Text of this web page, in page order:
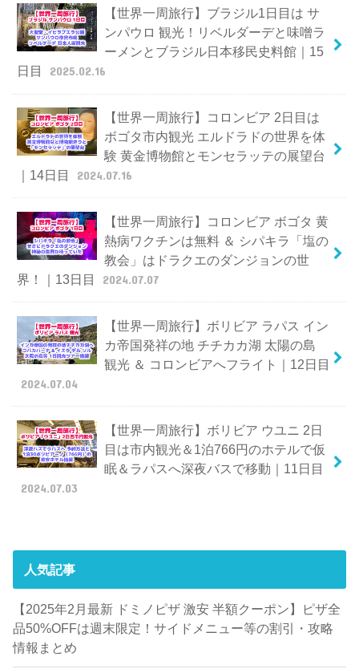
【世界一周旅行】ブラジル1日目は サ
ンパウロ 観光！リベルダーデと味噌ラ
ーメンとブラジル日本移民史料館｜15
日目
2025.02.16
【世界一周旅行】コロンビア 2日目は
ボゴタ市内観光 エルドラドの世界を体
験 黄金博物館とモンセラッテの展望台
｜14日目
2024.07.16
【世界一周旅行】コロンビア ボゴタ 黄
熱病ワクチンは無料 ＆ シパキラ「塩の
教会」はドラクエのダンジョンの世
界！｜13日目
2024.07.07
【世界一周旅行】ボリビア ラパス イン
カ帝国発祥の地 チチカカ湖 太陽の島
観光 ＆ コロンビアへフライト｜12日目
2024.07.04
【世界一周旅行】ボリビア ウユニ 2日
目は市内観光＆1泊766円のホテルで仮
眠＆ラパスへ深夜バスで移動｜11日目
2024.07.03
人気記事
【2025年2月最新 ドミノピザ 激安 半額クーポン】ピザ全
品50%OFFは週末限定！サイドメニュー等の割引・攻略
情報まとめ